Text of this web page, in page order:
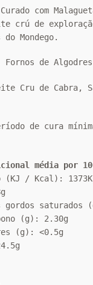
com
crú de
Mondego.
Fornos de Algodres
Cru de Cabra,
de cura
média por
(KJ / Kcal):
gordos saturados
(g): 2.30g
(g): <0.5g